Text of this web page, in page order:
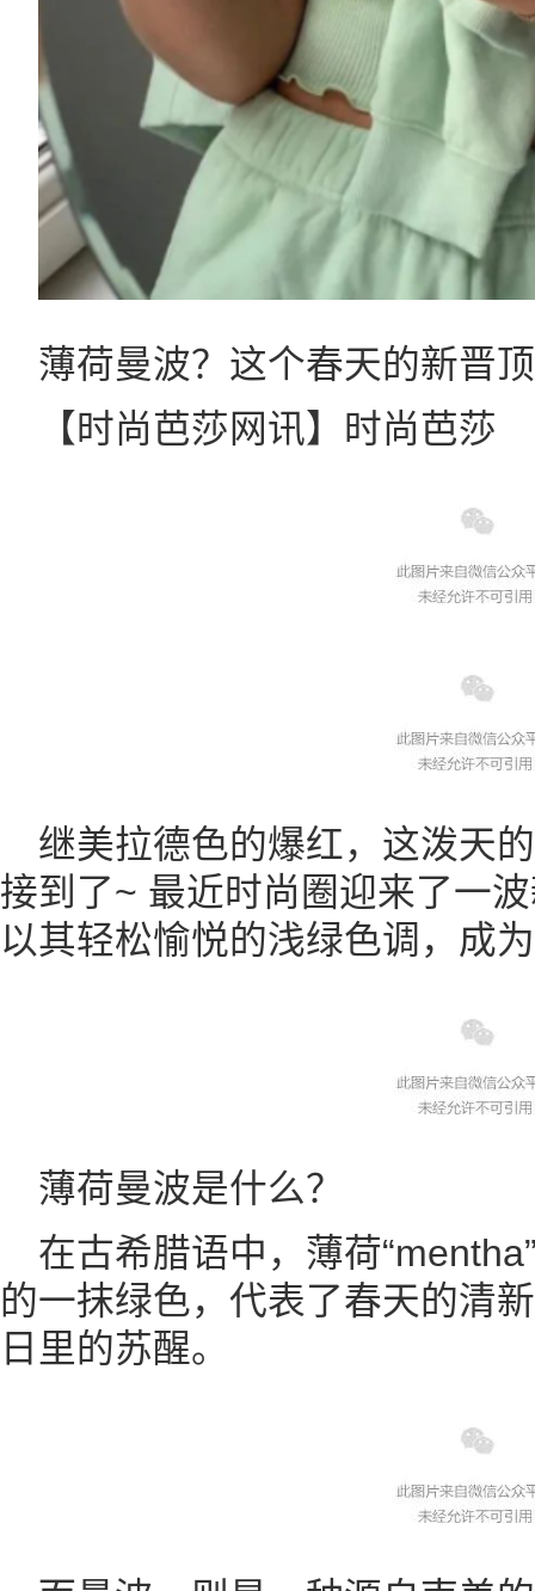
薄荷曼波？这个春天的新晋
【时尚芭莎网讯】时尚芭莎
继美拉德色的爆红，这泼天
接到了~ 最近时尚圈迎来了一
以其轻松愉悦的浅绿色调，成
薄荷曼波是什么？
在古希腊语中，薄荷
的一抹绿色，代表了春天的清
日里的苏醒。